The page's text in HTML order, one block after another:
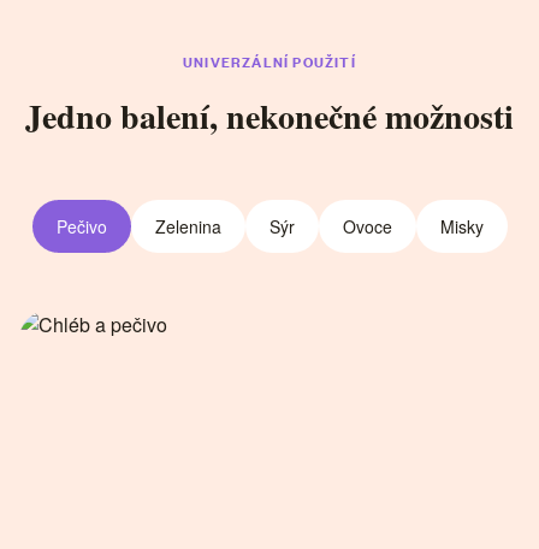
UNIVERZÁLNÍ POUŽITÍ
Jedno balení, nekonečné možnosti
Pečivo Zelenina Sýr Ovoce Misky